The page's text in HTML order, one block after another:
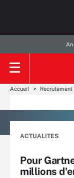
Accueil Recrutement
ACTUALITES
Pour
millions